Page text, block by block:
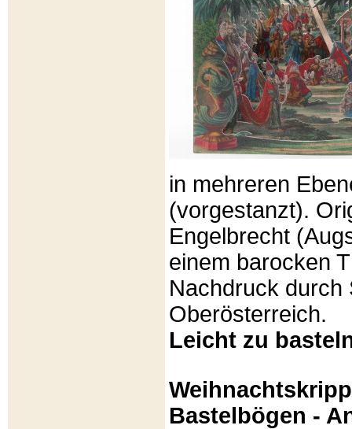
in mehreren
(vorgestanzt).
Engelbrecht
einem barocken
Nachdruck durch
Oberösterreich.
Leicht zu
Bastelbögen -